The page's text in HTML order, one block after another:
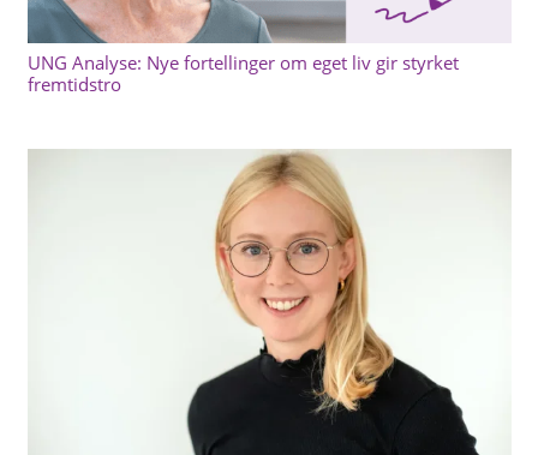
UNG Analyse: Nye fortellinger om eget liv gir styrket
fremtidstro